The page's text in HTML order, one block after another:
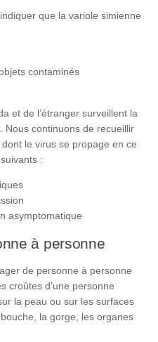
que la variole simienne
contaminés
et de l’étranger surveillent la
Nous continuons de recueillir
le virus se propage en ce
:
asymptomatique
à personne
de personne à personne
croûtes d’une personne
la peau ou sur les surfaces
la gorge, les organes